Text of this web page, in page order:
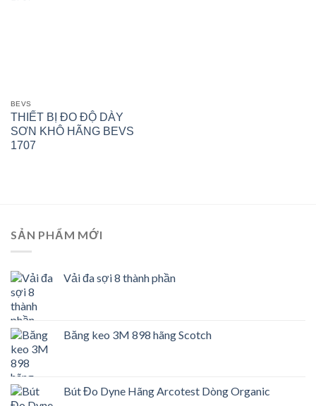
BEVS
THIẾT BỊ ĐO ĐỘ DÀY
SƠN KHÔ HÃNG BEVS
1707
SẢN PHẨM MỚI
Vải đa sợi 8 thành phần
Băng keo 3M 898 hãng Scotch
Bút Đo Dyne Hãng Arcotest Dòng Organic